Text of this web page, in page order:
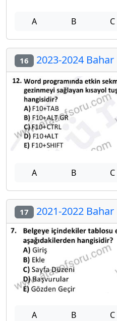
A B C
16 2023-2024 Bahar
A B C
17 2021-2022 Bahar
A B C